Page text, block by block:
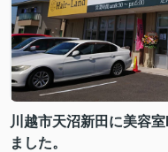
川越市天沼新田に美容
ました。